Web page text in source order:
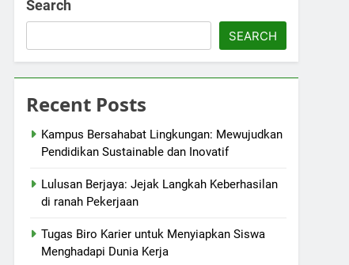
Search
SEARCH
Recent Posts
Kampus Bersahabat Lingkungan: Mewujudkan
Pendidikan Sustainable dan Inovatif
Lulusan Berjaya: Jejak Langkah Keberhasilan
di ranah Pekerjaan
Tugas Biro Karier untuk Menyiapkan Siswa
Menghadapi Dunia Kerja